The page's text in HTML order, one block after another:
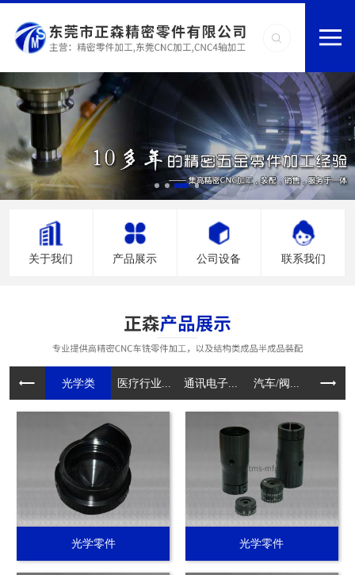
关于我们 产品展示 公司设备 联系我们
光学类 医疗行业... 通讯电子... 汽车/阀... 电动工
光学零件 光学零件